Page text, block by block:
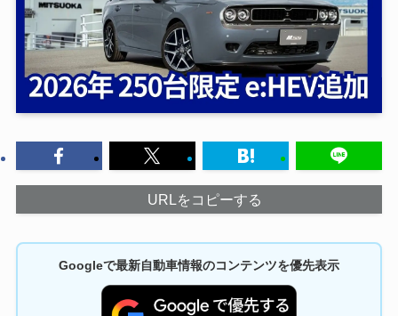
URLをコピーする
Googleで最新自動車情報のコンテンツを優先表示